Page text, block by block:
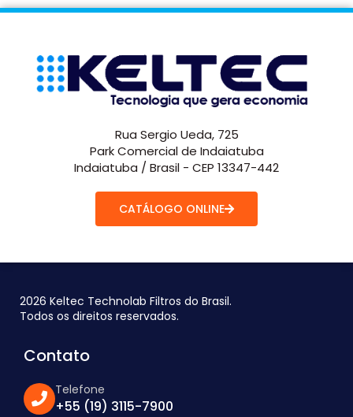
Rua Sergio Ueda, 725
Park Comercial de Indaiatuba
Indaiatuba / Brasil - CEP 13347-442
CATÁLOGO ONLINE
2026 Keltec Technolab Filtros do Brasil.
Todos os direitos reservados.
Contato
Telefone
+55 (19) 3115-7900